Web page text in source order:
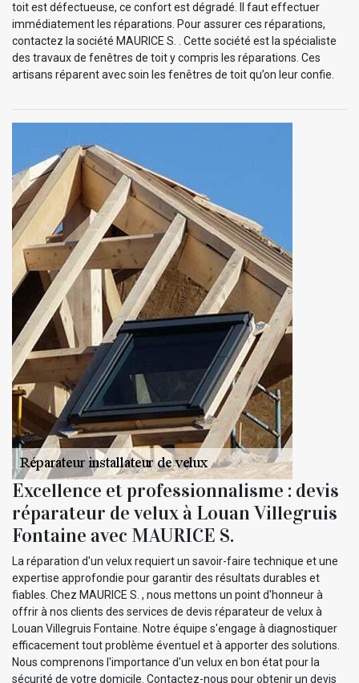
toit est défectueuse, ce confort est dégradé. Il faut effectuer
immédiatement les réparations. Pour assurer ces réparations,
contactez la société MAURICE S. . Cette société est la spécialiste
des travaux de fenêtres de toit y compris les réparations. Ces
artisans réparent avec soin les fenêtres de toit qu’on leur confie.
Excellence et professionnalisme : devis
réparateur de velux à Louan Villegruis
Fontaine avec MAURICE S.
La réparation d'un velux requiert un savoir-faire technique et une
expertise approfondie pour garantir des résultats durables et
fiables. Chez MAURICE S. , nous mettons un point d'honneur à
offrir à nos clients des services de devis réparateur de velux à
Louan Villegruis Fontaine. Notre équipe s'engage à diagnostiquer
efficacement tout problème éventuel et à apporter des solutions.
Nous comprenons l'importance d'un velux en bon état pour la
sécurité de votre domicile. Contactez-nous pour obtenir un devis